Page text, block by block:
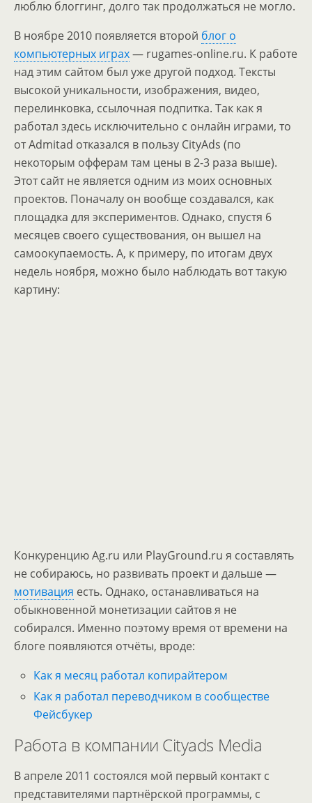
люблю блоггинг, долго так продолжаться не могло.
В ноябре 2010 появляется второй блог о
компьютерных играх— rugames-online.ru. К работе
над этим сайтом был уже другой подход. Тексты
высокой уникальности, изображения, видео,
перелинковка, ссылочная подпитка. Так как я
работал здесь исключительно с онлайн играми, то
от Admitad отказался в пользу CityAds (по
некоторым офферам там цены в 2-3 раза выше).
Этот сайт не является одним из моих основных
проектов. Поначалу он вообще создавался, как
площадка для экспериментов. Однако, спустя 6
месяцев своего существования, он вышел на
самоокупаемость. А, к примеру, по итогам двух
недель ноября, можно было наблюдать вот такую
картину:
Конкуренцию Ag.ru или PlayGround.ru я составлять
не собираюсь, но развивать проект и дальше —
мотивация есть. Однако, останавливаться на
обыкновенной монетизации сайтов я не
собирался. Именно поэтому время от времени на
блоге появляются отчёты, вроде:
Как я месяц работал копирайтером
Как я работал переводчиком в сообществе
Фейсбукер
Работа в компании Cityads Media
В апреле 2011 состоялся мой первый контакт с
представителями партнёрской программы, с